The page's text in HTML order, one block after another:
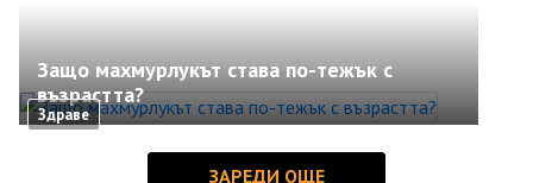
Здраве
Защо махмурлукът става по-тежък с
възрастта?